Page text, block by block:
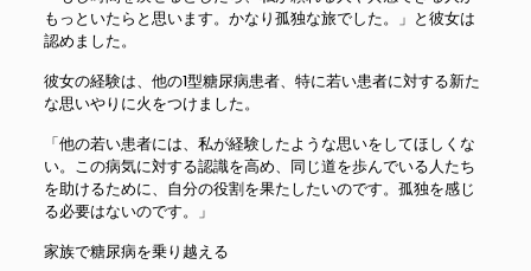
もっといたらと思います。かなり孤独な旅でした。」と彼女は
認めました。
彼女の経験は、他の1型糖尿病患者、特に若い患者に対する新た
な思いやりに火をつけました。
「他の若い患者には、私が経験したような思いをしてほしくな
い。この病気に対する認識を高め、同じ道を歩んでいる人たち
を助けるために、自分の役割を果たしたいのです。孤独を感じ
る必要はないのです。」
家族で糖尿病を乗り越える